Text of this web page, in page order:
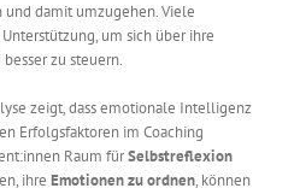
und damit umzugehen. Viele
um sich über ihre
zu steuern.
zeigt, dass emotionale Intelligenz
Erfolgsfaktoren im Coaching
Raum fürSelbstreflexion
ihre Emotionen zu ordnen, können